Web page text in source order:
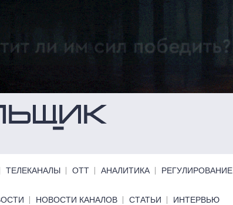
ТЕЛЕКАНАЛЫ ОТТ АНАЛИТИКА РЕГУЛИРОВАНИЕ
НОВОСТИ КАНАЛОВ СТАТЬИ ИНТЕРВЬЮ